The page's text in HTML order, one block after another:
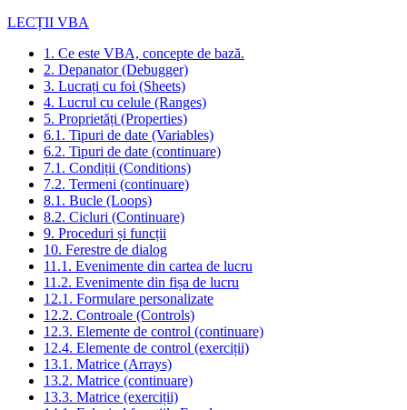
LECȚII VBA
1. Ce este VBA, concepte de bază.
2. Depanator (Debugger)
3. Lucrați cu foi (Sheets)
4. Lucrul cu celule (Ranges)
5. Proprietăți (Properties)
6.1. Tipuri de date (Variables)
6.2. Tipuri de date (continuare)
7.1. Condiții (Conditions)
7.2. Termeni (continuare)
8.1. Bucle (Loops)
8.2. Cicluri (Continuare)
9. Proceduri și funcții
10. Ferestre de dialog
11.1. Evenimente din cartea de lucru
11.2. Evenimente din fișa de lucru
12.1. Formulare personalizate
12.2. Controale (Controls)
12.3. Elemente de control (continuare)
12.4. Elemente de control (exerciții)
13.1. Matrice (Arrays)
13.2. Matrice (continuare)
13.3. Matrice (exerciții)